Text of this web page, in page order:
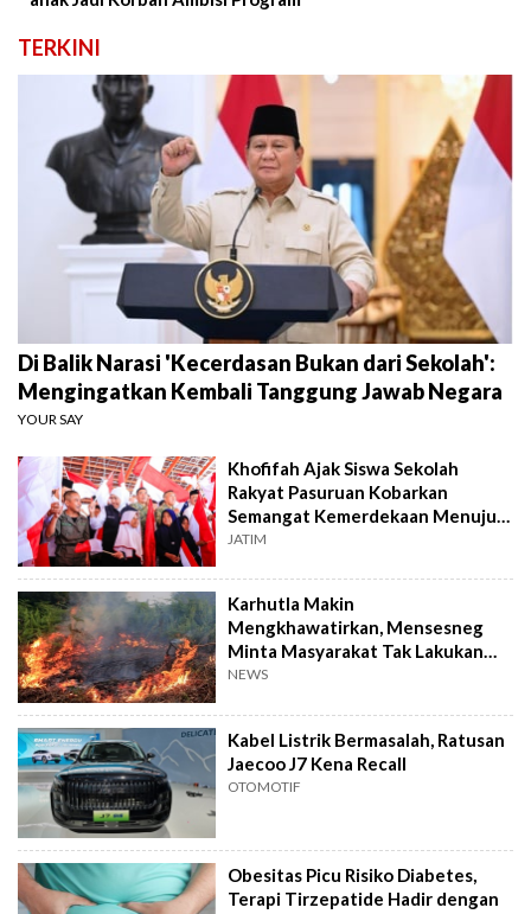
TERKINI
Di Balik Narasi 'Kecerdasan Bukan dari Sekolah':
Mengingatkan Kembali Tanggung Jawab Negara
YOUR SAY
Khofifah Ajak Siswa Sekolah
Rakyat Pasuruan Kobarkan
Semangat Kemerdekaan Menuju
Indonesia Emas
JATIM
Karhutla Makin
Mengkhawatirkan, Mensesneg
Minta Masyarakat Tak Lakukan
Aktivitas yang Picu Kebakaran
NEWS
Kabel Listrik Bermasalah, Ratusan
Jaecoo J7 Kena Recall
OTOMOTIF
Obesitas Picu Risiko Diabetes,
Terapi Tirzepatide Hadir dengan